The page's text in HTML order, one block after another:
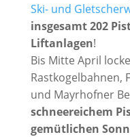
Ski- und
insgesamt 202
Liftanlagen!
Bis Mitte April
Rastkogelbahnen,
und Mayrhofner
schneereichem
gemütlichen